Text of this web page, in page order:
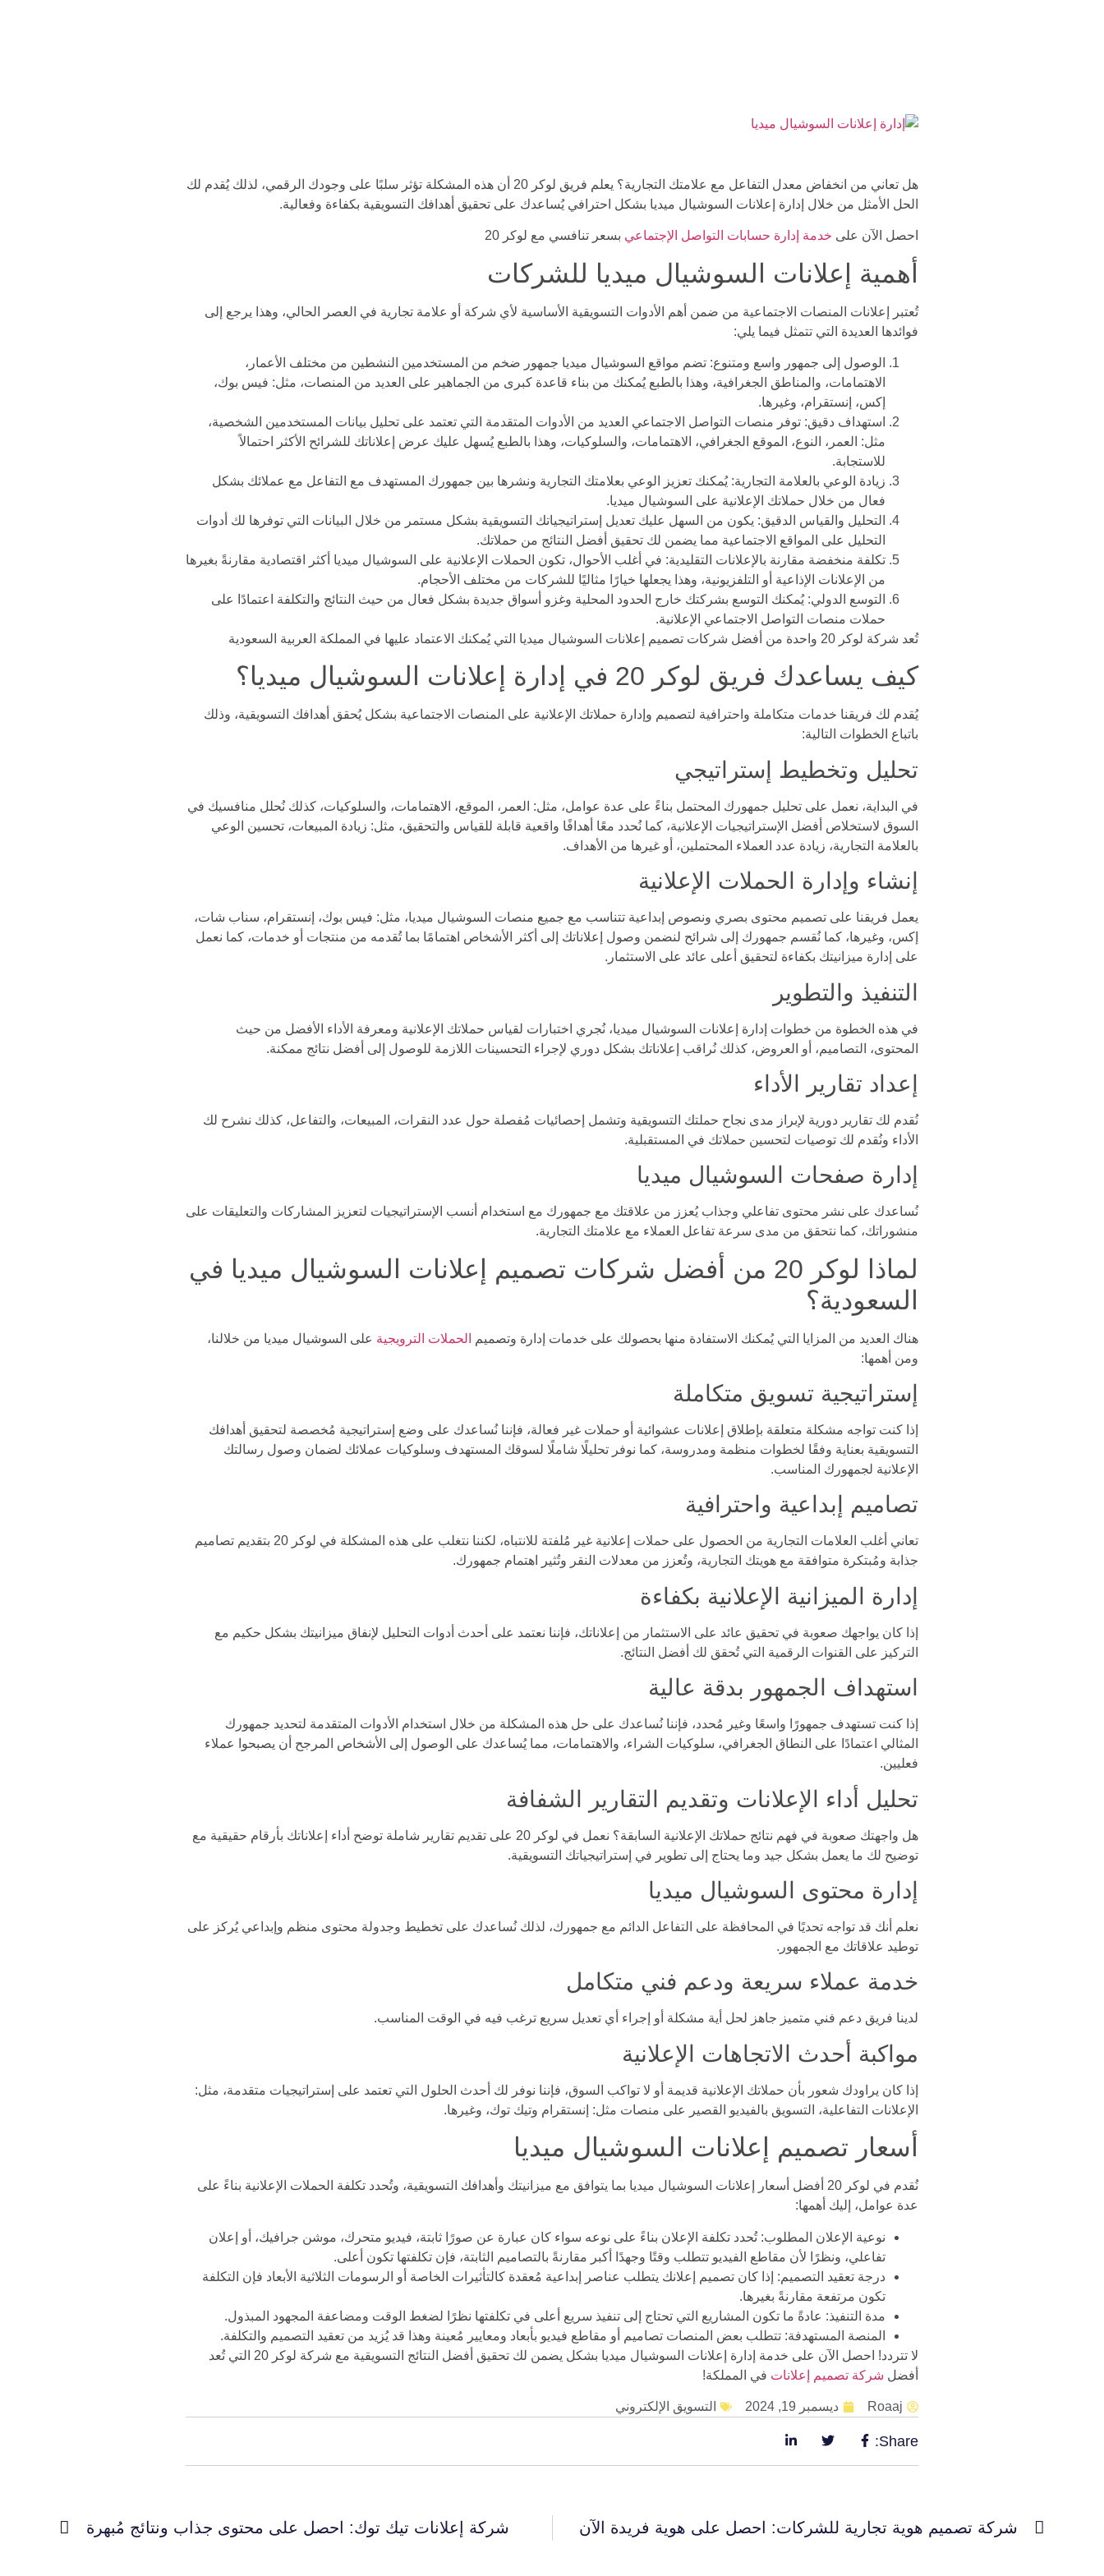
هل تعاني من انخفاض معدل التفاعل مع علامتك التجارية؟ يعلم فريق لوكر 20 أن هذه المشكلة تؤثر سلبًا على وجودك الرقمي، لذلك يُقدم لك
الحل الأمثل من خلال إدارة إعلانات السوشيال ميديا بشكل احترافي يُساعدك على تحقيق أهدافك التسويقية بكفاءة وفعالية.
احصل الآن على خدمة إدارة حسابات التواصل الإجتماعي بسعر تنافسي مع لوكر 20
أهمية إعلانات السوشيال ميديا للشركات
تُعتبر إعلانات المنصات الاجتماعية من ضمن أهم الأدوات التسويقية الأساسية لأي شركة أو علامة تجارية في العصر الحالي، وهذا يرجع إلى
فوائدها العديدة التي تتمثل فيما يلي:
الوصول إلى جمهور واسع ومتنوع: تضم مواقع السوشيال ميديا جمهور ضخم من المستخدمين النشطين من مختلف الأعمار،
الاهتمامات، والمناطق الجغرافية، وهذا بالطبع يُمكنك من بناء قاعدة كبرى من الجماهير على العديد من المنصات، مثل: فيس بوك،
إكس، إنستقرام، وغيرها.
استهداف دقيق: توفر منصات التواصل الاجتماعي العديد من الأدوات المتقدمة التي تعتمد على تحليل بيانات المستخدمين الشخصية،
مثل: العمر، النوع، الموقع الجغرافي، الاهتمامات، والسلوكيات، وهذا بالطبع يُسهل عليك عرض إعلاناتك للشرائح الأكثر احتمالاً
للاستجابة.
زيادة الوعي بالعلامة التجارية: يُمكنك تعزيز الوعي بعلامتك التجارية ونشرها بين جمهورك المستهدف مع التفاعل مع عملائك بشكل
فعال من خلال حملاتك الإعلانية على السوشيال ميديا.
التحليل والقياس الدقيق: يكون من السهل عليك تعديل إستراتيجياتك التسويقية بشكل مستمر من خلال البيانات التي توفرها لك أدوات
التحليل على المواقع الاجتماعية مما يضمن لك تحقيق أفضل النتائج من حملاتك.
تكلفة منخفضة مقارنة بالإعلانات التقليدية: في أغلب الأحوال، تكون الحملات الإعلانية على السوشيال ميديا أكثر اقتصادية مقارنةً بغيرها
من الإعلانات الإذاعية أو التلفزيونية، وهذا يجعلها خيارًا مثاليًا للشركات من مختلف الأحجام.
التوسع الدولي: يُمكنك التوسع بشركتك خارج الحدود المحلية وغزو أسواق جديدة بشكل فعال من حيث النتائج والتكلفة اعتمادًا على
حملات منصات التواصل الاجتماعي الإعلانية.
تُعد شركة لوكر 20 واحدة من أفضل شركات تصميم إعلانات السوشيال ميديا التي يُمكنك الاعتماد عليها في المملكة العربية السعودية
كيف يساعدك فريق لوكر 20 في إدارة إعلانات السوشيال ميديا؟
يُقدم لك فريقنا خدمات متكاملة واحترافية لتصميم وإدارة حملاتك الإعلانية على المنصات الاجتماعية بشكل يُحقق أهدافك التسويقية، وذلك
باتباع الخطوات التالية:
تحليل وتخطيط إستراتيجي
في البداية، نعمل على تحليل جمهورك المحتمل بناءً على عدة عوامل، مثل: العمر، الموقع، الاهتمامات، والسلوكيات، كذلك نُحلل منافسيك في
السوق لاستخلاص أفضل الإستراتيجيات الإعلانية، كما نُحدد معًا أهدافًا واقعية قابلة للقياس والتحقيق، مثل: زيادة المبيعات، تحسين الوعي
بالعلامة التجارية، زيادة عدد العملاء المحتملين، أو غيرها من الأهداف.
إنشاء وإدارة الحملات الإعلانية
يعمل فريقنا على تصميم محتوى بصري ونصوص إبداعية تتناسب مع جميع منصات السوشيال ميديا، مثل: فيس بوك، إنستقرام، سناب شات،
إكس، وغيرها، كما نُقسم جمهورك إلى شرائح لنضمن وصول إعلاناتك إلى أكثر الأشخاص اهتمامًا بما تُقدمه من منتجات أو خدمات، كما نعمل
على إدارة ميزانيتك بكفاءة لتحقيق أعلى عائد على الاستثمار.
التنفيذ والتطوير
في هذه الخطوة من خطوات إدارة إعلانات السوشيال ميديا، نُجري اختبارات لقياس حملاتك الإعلانية ومعرفة الأداء الأفضل من حيث
المحتوى، التصاميم، أو العروض، كذلك نُراقب إعلاناتك بشكل دوري لإجراء التحسينات اللازمة للوصول إلى أفضل نتائج ممكنة.
إعداد تقارير الأداء
نُقدم لك تقارير دورية لإبراز مدى نجاح حملتك التسويقية وتشمل إحصائيات مُفصلة حول عدد النقرات، المبيعات، والتفاعل، كذلك نشرح لك
الأداء ونُقدم لك توصيات لتحسين حملاتك في المستقبلية.
إدارة صفحات السوشيال ميديا
نُساعدك على نشر محتوى تفاعلي وجذاب يُعزز من علاقتك مع جمهورك مع استخدام أنسب الإستراتيجيات لتعزيز المشاركات والتعليقات على
منشوراتك، كما نتحقق من مدى سرعة تفاعل العملاء مع علامتك التجارية.
لماذا لوكر 20 من أفضل شركات تصميم إعلانات السوشيال ميديا في
السعودية؟
هناك العديد من المزايا التي يُمكنك الاستفادة منها بحصولك على خدمات إدارة وتصميم الحملات الترويجية على السوشيال ميديا من خلالنا،
ومن أهمها:
إستراتيجية تسويق متكاملة
إذا كنت تواجه مشكلة متعلقة بإطلاق إعلانات عشوائية أو حملات غير فعالة، فإننا نُساعدك على وضع إستراتيجية مُخصصة لتحقيق أهدافك
التسويقية بعناية وفقًا لخطوات منظمة ومدروسة، كما نوفر تحليلًا شاملًا لسوقك المستهدف وسلوكيات عملائك لضمان وصول رسالتك
الإعلانية لجمهورك المناسب.
تصاميم إبداعية واحترافية
تعاني أغلب العلامات التجارية من الحصول على حملات إعلانية غير مُلفتة للانتباه، لكننا نتغلب على هذه المشكلة في لوكر 20 بتقديم تصاميم
جذابة ومُبتكرة متوافقة مع هويتك التجارية، وتُعزز من معدلات النقر وتُثير اهتمام جمهورك.
إدارة الميزانية الإعلانية بكفاءة
إذا كان يواجهك صعوبة في تحقيق عائد على الاستثمار من إعلاناتك، فإننا نعتمد على أحدث أدوات التحليل لإنفاق ميزانيتك بشكل حكيم مع
التركيز على القنوات الرقمية التي تُحقق لك أفضل النتائج.
استهداف الجمهور بدقة عالية
إذا كنت تستهدف جمهورًا واسعًا وغير مُحدد، فإننا نُساعدك على حل هذه المشكلة من خلال استخدام الأدوات المتقدمة لتحديد جمهورك
المثالي اعتمادًا على النطاق الجغرافي، سلوكيات الشراء، والاهتمامات، مما يُساعدك على الوصول إلى الأشخاص المرجح أن يصبحوا عملاء
فعليين.
تحليل أداء الإعلانات وتقديم التقارير الشفافة
هل واجهتك صعوبة في فهم نتائج حملاتك الإعلانية السابقة؟ نعمل في لوكر 20 على تقديم تقارير شاملة توضح أداء إعلاناتك بأرقام حقيقية مع
توضيح لك ما يعمل بشكل جيد وما يحتاج إلى تطوير في إستراتيجياتك التسويقية.
إدارة محتوى السوشيال ميديا
نعلم أنك قد تواجه تحديًا في المحافظة على التفاعل الدائم مع جمهورك، لذلك نُساعدك على تخطيط وجدولة محتوى منظم وإبداعي يُركز على
توطيد علاقاتك مع الجمهور.
خدمة عملاء سريعة ودعم فني متكامل
لدينا فريق دعم فني متميز جاهز لحل أية مشكلة أو إجراء أي تعديل سريع ترغب فيه في الوقت المناسب.
مواكبة أحدث الاتجاهات الإعلانية
إذا كان يراودك شعور بأن حملاتك الإعلانية قديمة أو لا تواكب السوق، فإننا نوفر لك أحدث الحلول التي تعتمد على إستراتيجيات متقدمة، مثل:
الإعلانات التفاعلية، التسويق بالفيديو القصير على منصات مثل: إنستقرام وتيك توك، وغيرها.
أسعار تصميم إعلانات السوشيال ميديا
نُقدم في لوكر 20 أفضل أسعار إعلانات السوشيال ميديا بما يتوافق مع ميزانيتك وأهدافك التسويقية، وتُحدد تكلفة الحملات الإعلانية بناءً على
عدة عوامل، إليك أهمها:
نوعية الإعلان المطلوب: تُحدد تكلفة الإعلان بناءً على نوعه سواء كان عبارة عن صورًا ثابتة، فيديو متحرك، موشن جرافيك، أو إعلان
تفاعلي، ونظرًا لأن مقاطع الفيديو تتطلب وقتًا وجهدًا أكبر مقارنةً بالتصاميم الثابتة، فإن تكلفتها تكون أعلى.
درجة تعقيد التصميم: إذا كان تصميم إعلانك يتطلب عناصر إبداعية مُعقدة كالتأثيرات الخاصة أو الرسومات الثلاثية الأبعاد فإن التكلفة
تكون مرتفعة مقارنةً بغيرها.
مدة التنفيذ: عادةً ما تكون المشاريع التي تحتاج إلى تنفيذ سريع أعلى في تكلفتها نظرًا لضغط الوقت ومضاعفة المجهود المبذول.
المنصة المستهدفة: تتطلب بعض المنصات تصاميم أو مقاطع فيديو بأبعاد ومعايير مُعينة وهذا قد يُزيد من تعقيد التصميم والتكلفة.
لا تتردد! احصل الآن على خدمة إدارة إعلانات السوشيال ميديا بشكل يضمن لك تحقيق أفضل النتائج التسويقية مع شركة لوكر 20 التي تُعد
أفضل شركة تصميم إعلانات في المملكة!
Roaaj ديسمبر 19, 2024 التسويق الإلكتروني
Share:
شركة تصميم هوية تجارية للشركات: احصل على هوية فريدة الآن شركة إعلانات تيك توك: احصل على محتوى جذاب ونتائج مُبهرة